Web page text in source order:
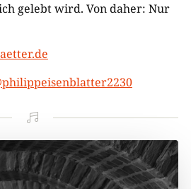
gelebt wird. Von daher: Nur
